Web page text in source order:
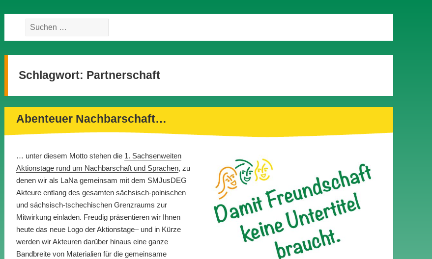
Suche
nach:
Schlagwort: Partnerschaft
Abenteuer Nachbarschaft…
… unter diesem Motto stehen die 1. Sachsenweiten
Aktionstage rund um Nachbarschaft und Sprachen, zu
denen wir als LaNa gemeinsam mit dem SMJusDEG
Akteure entlang des gesamten sächsisch-polnischen
und sächsisch-tschechischen Grenzraums zur
Mitwirkung einladen. Freudig präsentieren wir Ihnen
heute das neue Logo der Aktionstage– und in Kürze
werden wir Akteuren darüber hinaus eine ganze
Bandbreite von Materialien für die gemeinsame